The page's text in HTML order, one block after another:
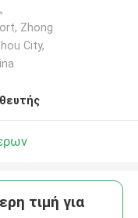
Zhong
City,
τιμή για